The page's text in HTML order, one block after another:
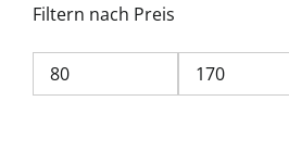
Filtern nach Preis
Min.
Max.